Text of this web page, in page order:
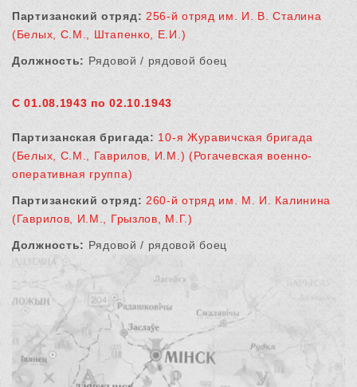
Партизанский отряд: 256-й отряд им. И. В. Сталина
(Белых, С.М., Штапенко, Е.И.)
Должность: Рядовой / рядовой боец
С 01.08.1943 по 02.10.1943
Партизанская бригада: 10-я Журавичская бригада
(Белых, С.М., Гаврилов, И.М.) (Рогачевская военно-
оперативная группа)
Партизанский отряд: 260-й отряд им. М. И. Калинина
(Гаврилов, И.М., Грызлов, М.Г.)
Должность: Рядовой / рядовой боец